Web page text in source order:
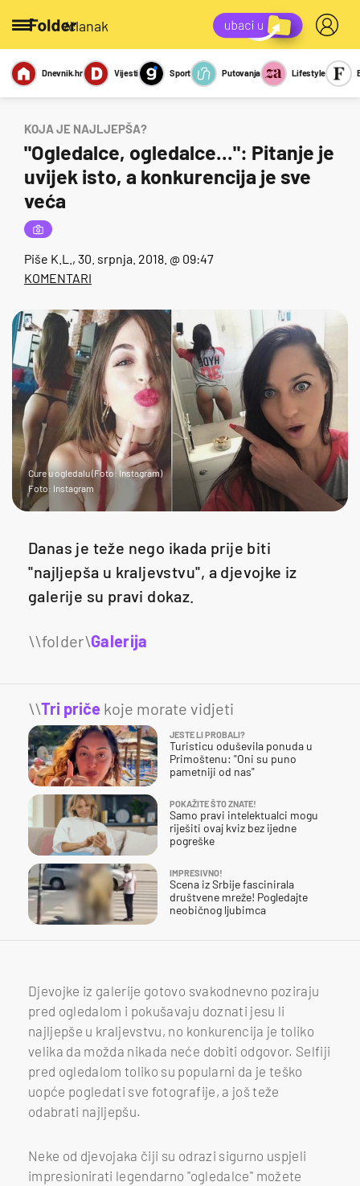
/članak
Miks Kviz
Report
Sexy
Dnevnik.hr Vijesti Sport Putovanja Lifestyle
KOJA JE NAJLJEPŠA?
"Ogledalce, ogledalce...": Pitanje je
uvijek isto, a konkurencija je sve
veća
Piše K.L. , 30. srpnja. 2018. @ 09:47
KOMENTARI
Cure u ogledalu (Foto: Instagram)
Foto: Instagram
Danas je teže nego ikada prije biti
''najljepša u kraljevstvu'', a djevojke iz
galerije su pravi dokaz.
Galerija
\\Tri priče koje morate vidjeti
JESTE LI PROBALI?
Turisticu oduševila ponuda u
Primoštenu: "Oni su puno
pametniji od nas"
POKAŽITE ŠTO ZNATE!
Samo pravi intelektualci mogu
riješiti ovaj kviz bez ijedne
pogreške
IMPRESIVNO!
Scena iz Srbije fascinirala
društvene mreže! Pogledajte
neobičnog ljubimca
Djevojke iz galerije gotovo svakodnevno poziraju
pred ogledalom i pokušavaju doznati jesu li
najljepše u kraljevstvu, no konkurencija je toliko
velika da možda nikada neće dobiti odgovor. Selfiji
pred ogledalom toliko su popularni da je teško
uopće pogledati sve fotografije, a još teže
odabrati najljepšu.
Neke od djevojaka čiji su odrazi sigurno uspjeli
impresionirati legendarno ''ogledalce'' možete